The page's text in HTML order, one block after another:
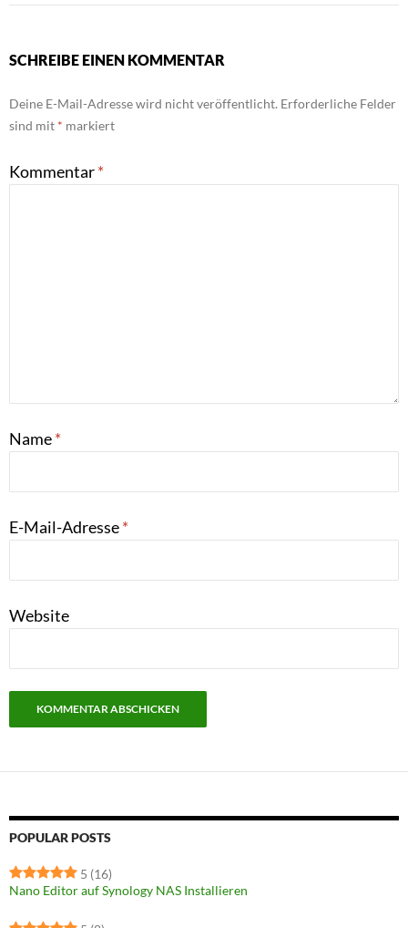
SCHREIBE EINEN KOMMENTAR
Deine E-Mail-Adresse wird nicht veröffentlicht. Erforderliche Felder
sind mit * markiert
Kommentar*
Name*
E-Mail-Adresse*
Website
POPULAR POSTS
5 (16)
Nano Editor auf Synology NAS Installieren